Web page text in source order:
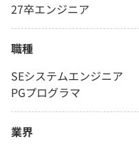
27卒エンジニア
職種
SEシステムエンジニア
PGプログラマ
業界